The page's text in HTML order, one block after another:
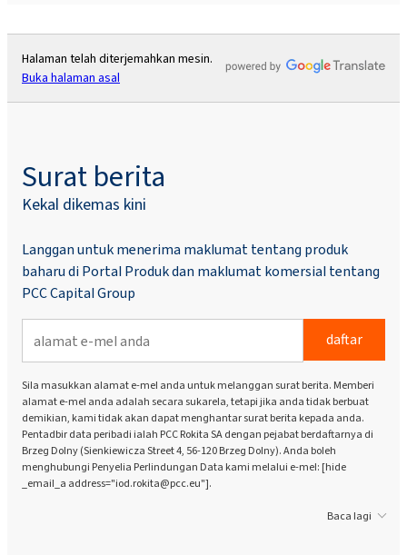
Halaman telah diterjemahkan mesin.
Buka halaman asal
Surat berita
Kekal dikemas kini
Langgan untuk menerima maklumat tentang produk
baharu di Portal Produk dan maklumat komersial tentang
PCC Capital Group
daftar
Sila masukkan alamat e-mel anda untuk melanggan surat berita. Memberi
alamat e-mel anda adalah secara sukarela, tetapi jika anda tidak berbuat
demikian, kami tidak akan dapat menghantar surat berita kepada anda.
Pentadbir data peribadi ialah PCC Rokita SA dengan pejabat berdaftarnya di
Brzeg Dolny (Sienkiewicza Street 4, 56-120 Brzeg Dolny). Anda boleh
menghubungi Penyelia Perlindungan Data kami melalui e-mel: [hide
_email_a address="iod.rokita@pcc.eu"].
Baca lagi